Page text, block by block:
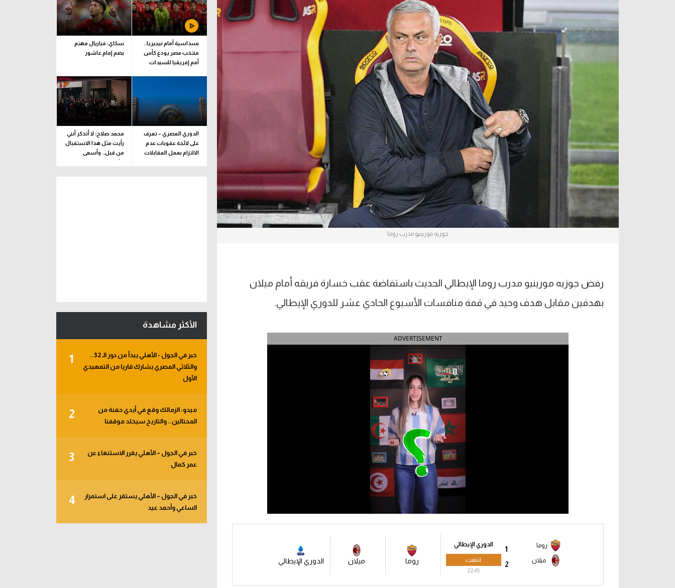
آراء حرة
ركن الألعاب
الدوري السعودي للمحترفين
دوري أبطال أوروبا
دوري أبطال إفريقيا
كل البطولات
دوري أبطال أوروبا
أمريكا
جوزيه مورينيو مدرب روما
رفض جوزيه مورينيو مدرب روما الإيطالي الحديث باستفاضة عقب خسارة فريقه أمام ميلان
بهدفين مقابل هدف وحيد في قمة منافسات الأسبوع الحادي عشر للدوري الإيطالي.
ADVERTISEMENT
1
روما
2
ميلان
الدوري الإيطالي
انتهت
22:45
روما ميلان الدوري الإيطالي
بسداسية أمام نيجيريا..
منتخب مصر يودع كأس
أمم إفريقيا للسيدات
سكاي: فياريال مهتم
بضم إمام عاشور
الدوري المصري – تعرف
على لائحة عقوبات عدم
الالتزام بعمل المقابلات
محمد صلاح: لا أتذكر أنني
رأيت مثل هذا الاستقبال
من قبل.. وأسعى
للألقاب مع الفريق
الأكثر مشاهدة
1
خبر في الجول - الأهلي يبدأ من دور الـ 32..
والثلاثي المصري يشارك قاريا من التمهيدي
الأول
2
ميدو: الزمالك وقع في أيدي حفنة من
المحتالين.. والتاريخ سيخلد موقفنا
3
خبر في الجول – الأهلي يقرر الاستنغاء عن
عمر كمال
4
خبر في الجول – الأهلي يستقر على استمرار
الساعي وأحمد عيد